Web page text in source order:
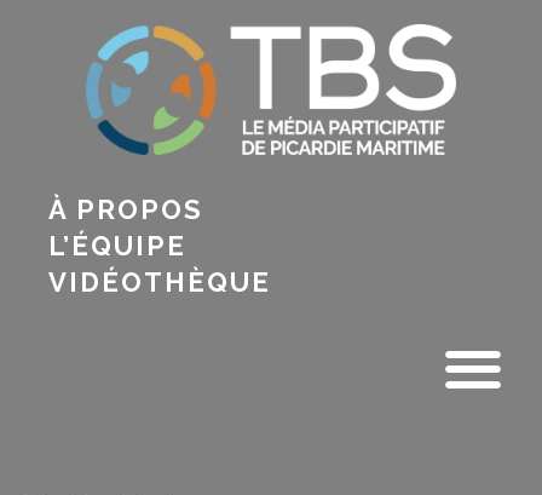
À PROPOS
L’ÉQUIPE
VIDÉOTHÈQUE